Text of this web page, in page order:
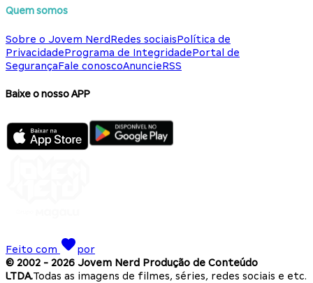
Quem somos
Sobre o Jovem NerdRedes sociaisPolítica de
PrivacidadePrograma de IntegridadePortal de
SegurançaFale conoscoAnuncieRSS
Baixe o nosso APP
Feito com
por
© 2002 - 2026 Jovem Nerd Produção de Conteúdo
LTDA.Todas as imagens de filmes, séries, redes sociais e etc.